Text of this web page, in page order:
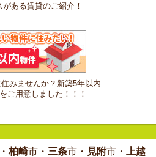
ある賃貸のご紹介！
みませんか？新築5年以内
ご用意しました！！！
柏崎市・ 三条市・ 見附市・
上越